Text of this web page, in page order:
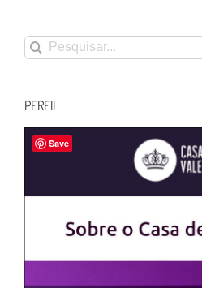
Buscar
resultados
PERFIL
Save